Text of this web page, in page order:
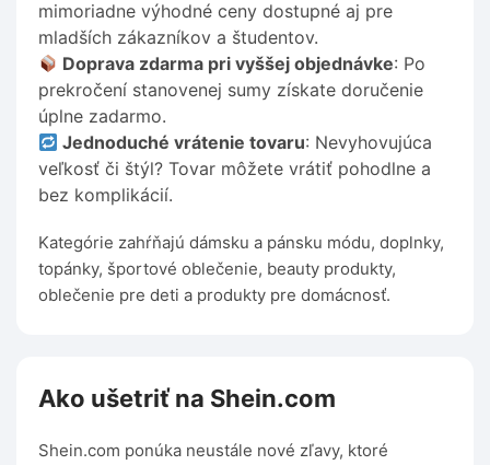
mimoriadne výhodné ceny dostupné aj pre
mladších zákazníkov a študentov.
Doprava zdarma pri vyššej objednávke: Po
prekročení stanovenej sumy získate doručenie
úplne zadarmo.
Jednoduché vrátenie tovaru: Nevyhovujúca
veľkosť či štýl? Tovar môžete vrátiť pohodlne a
bez komplikácií.
Kategórie zahŕňajú dámsku a pánsku módu, doplnky,
topánky, športové oblečenie, beauty produkty,
oblečenie pre deti a produkty pre domácnosť.
Ako ušetriť na Shein.com
Shein.com ponúka neustále nové zľavy, ktoré